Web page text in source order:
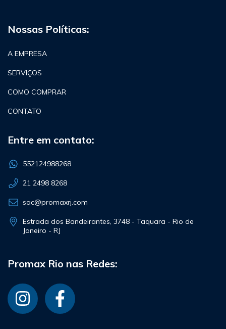
Nossas Políticas:
A EMPRESA
SERVIÇOS
COMO COMPRAR
CONTATO
Entre em contato:
552124988268
21 2498 8268
sac@promaxrj.com
Estrada dos Bandeirantes, 3748 - Taquara - Rio de
Janeiro - RJ
Promax Rio nas Redes: